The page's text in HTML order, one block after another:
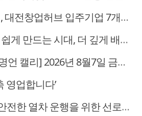
창업허브 입주기업 7개사 모집
만드는 시대, 더 깊게 배우는 교육
캘리] 2026년 8월7일 금요일
영업합니다’
한 열차 운행을 위한 선로관리